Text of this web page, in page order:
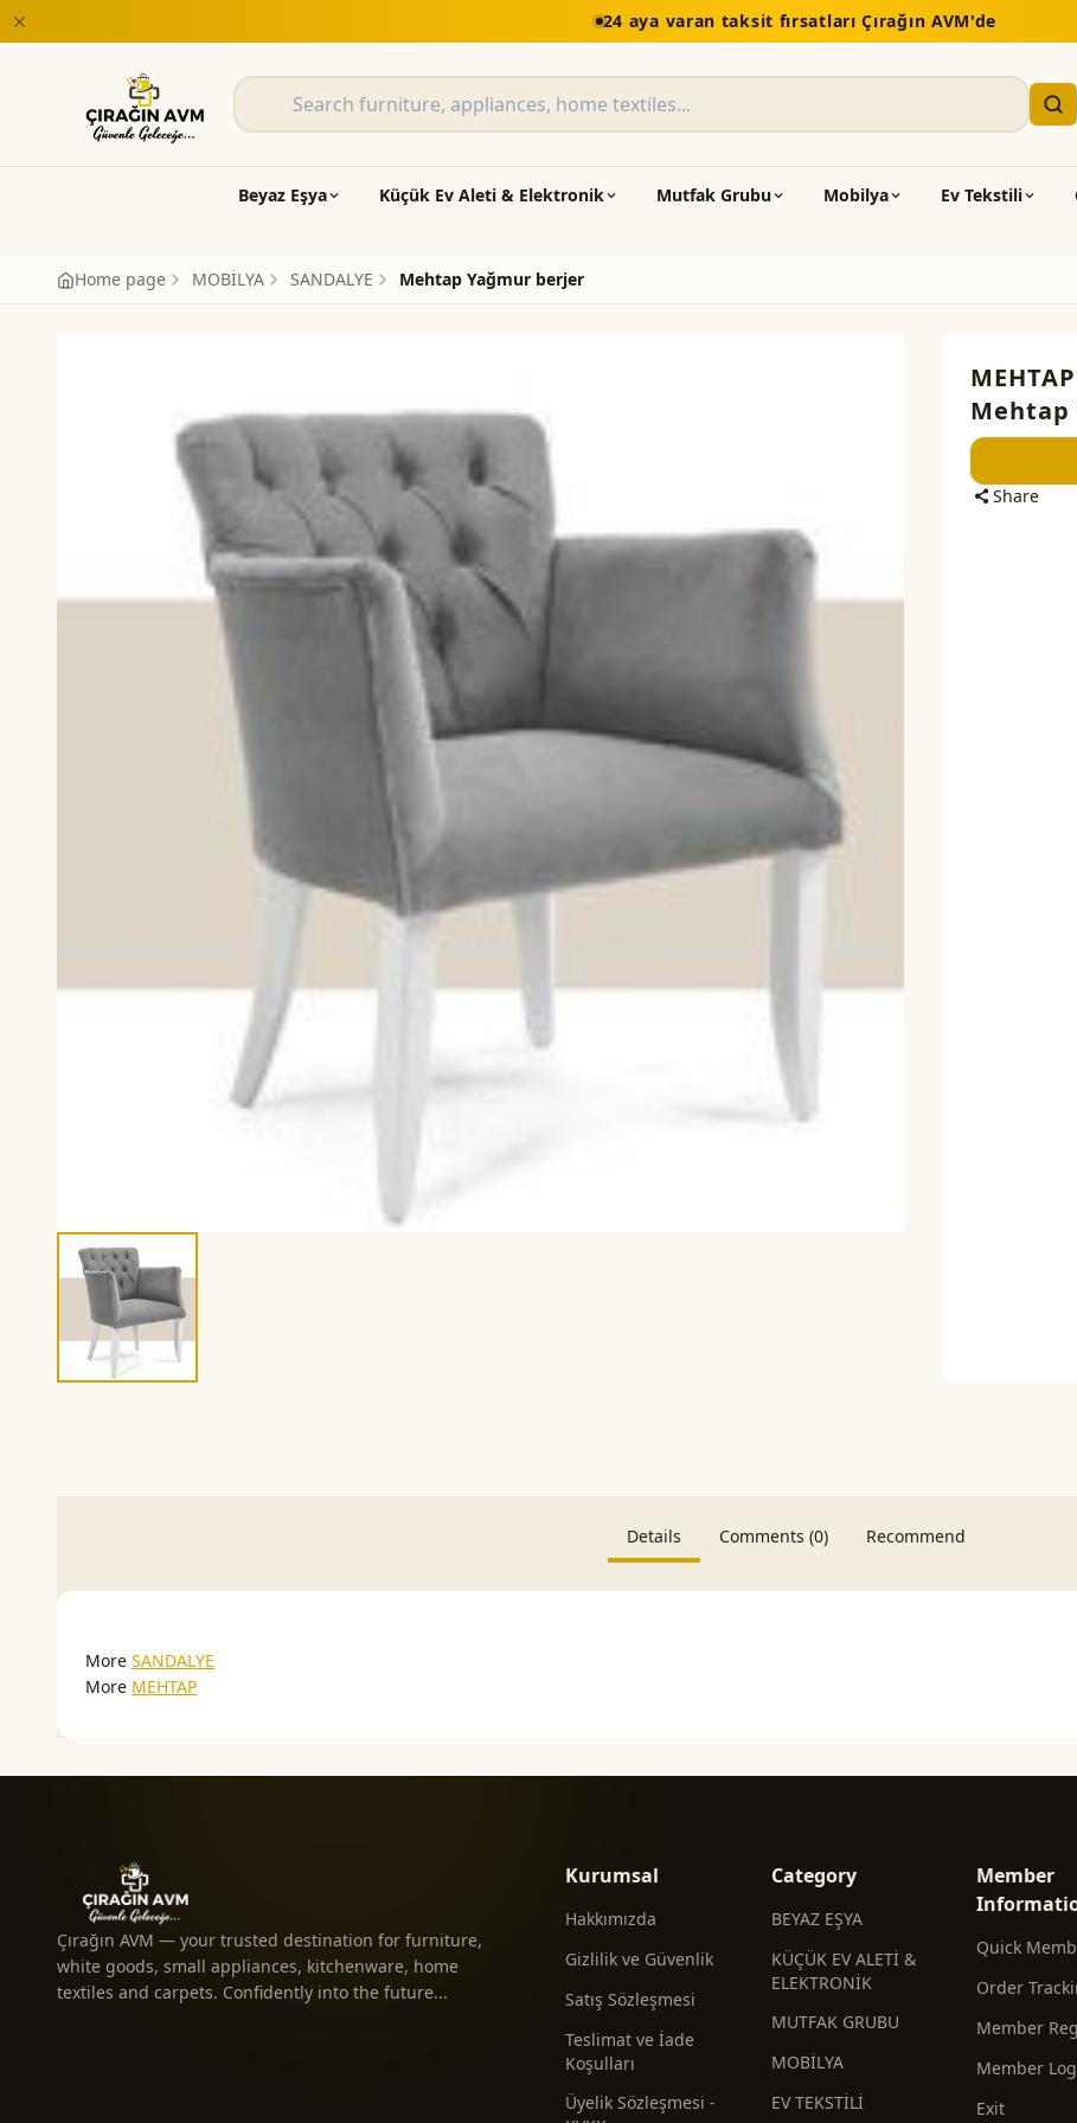
24 aya varan taksit fırsatları Çırağın AVM'de
Beyaz Eşya Küçük Ev Aleti & Elektronik Mutfak Grubu Mobilya Ev Tekstili
Home page MOBİLYA SANDALYE Mehtap Yağmur berjer
MEHTAP
Mehtap
Share
Details Comments (0) Recommend
More SANDALYE
More MEHTAP
Çırağın AVM — your trusted destination for furniture,
white goods, small appliances, kitchenware, home
textiles and carpets. Confidently into the future...
Kurumsal
Hakkımızda
Gizlilik ve Güvenlik
Satış Sözleşmesi
Teslimat ve İade
Koşulları
Üyelik Sözleşmesi -
Category
BEYAZ EŞYA
KÜÇÜK EV ALETİ &
ELEKTRONİK
MUTFAK GRUBU
MOBİLYA
EV TEKSTİLİ
Member
Quick
Order
Member
Member
Exit